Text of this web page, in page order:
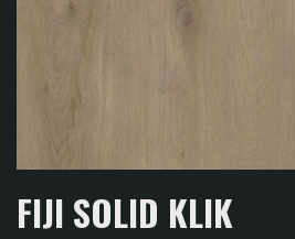
FIJI SOLID KLIK